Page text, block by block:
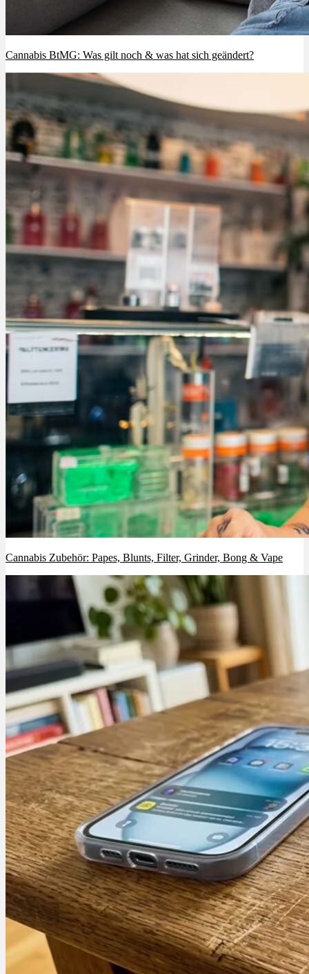
Cannabis BtMG: Was gilt noch & was hat sich geändert?
Cannabis Zubehör: Papes, Blunts, Filter, Grinder, Bong & Vape